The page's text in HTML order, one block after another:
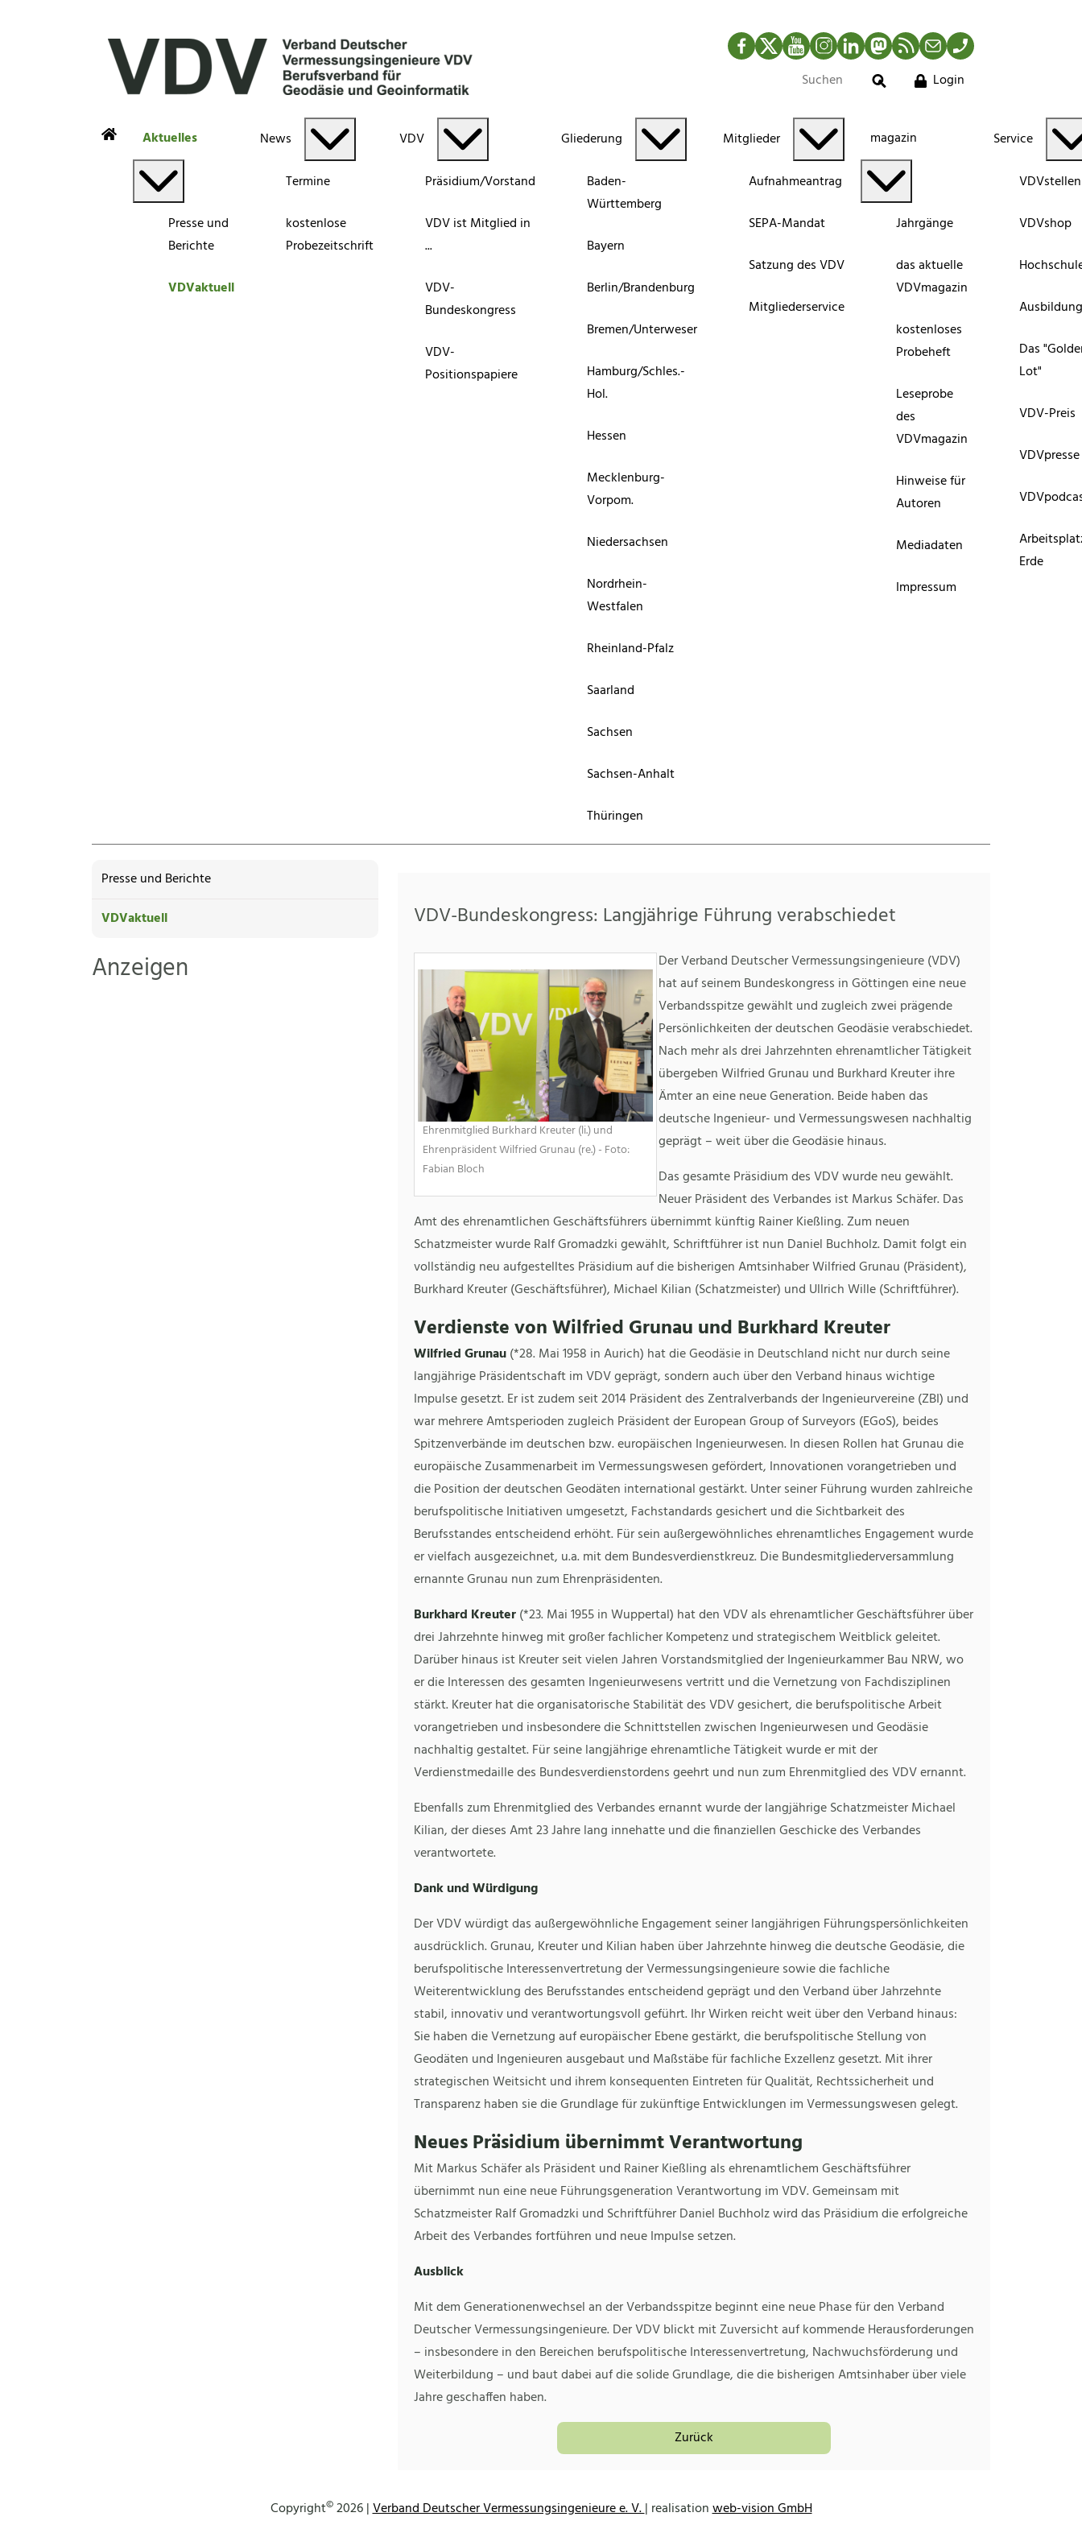
Facebook
TwitterYouTubeInstagram
LinkedInMastodonRSS-Newsfeed
MailTelefon
Suche
Login
Aktuelles
Presse und
Berichte
VDVaktuell
News
Termine
kostenlose
Probezeitschrift
VDV
Präsidium/Vorstand
VDV ist Mitglied in
...
VDV-
Bundeskongress
VDV-
Positionspapiere
Gliederung
Baden-
Württemberg
Bayern
Berlin/Brandenburg
Bremen/Unterweser
Hamburg/Schles.-
Hol.
Hessen
Mecklenburg-
Vorpom.
Niedersachsen
Nordrhein-
Westfalen
Rheinland-Pfalz
Saarland
Sachsen
Sachsen-Anhalt
Thüringen
Mitglieder
Aufnahmeantrag
SEPA-Mandat
Satzung des VDV
Mitgliederservice
magazin
Jahrgänge
das aktuelle
VDVmagazin
kostenloses
Probeheft
Leseprobe
des
VDVmagazin
Hinweise für
Autoren
Mediadaten
Impressum
Service
VDVshop
Das
Lot"
VDV-Preis
VDVpresse
Erde
Presse und Berichte
VDVaktuell
Anzeigen
VDV-Bundeskongress: Langjährige Führung verabschiedet
Ehrenmitglied Burkhard Kreuter (li.) und
Ehrenpräsident Wilfried Grunau (re.) - Foto:
Fabian Bloch
Der Verband Deutscher Vermessungsingenieure (VDV)
hat auf seinem Bundeskongress in Göttingen eine neue
Verbandsspitze gewählt und zugleich zwei prägende
Persönlichkeiten der deutschen Geodäsie verabschiedet.
Nach mehr als drei Jahrzehnten ehrenamtlicher Tätigkeit
übergeben Wilfried Grunau und Burkhard Kreuter ihre
Ämter an eine neue Generation. Beide haben das
deutsche Ingenieur- und Vermessungswesen nachhaltig
geprägt – weit über die Geodäsie hinaus.
Das gesamte Präsidium des VDV wurde neu gewählt.
Neuer Präsident des Verbandes ist Markus Schäfer. Das
Amt des ehrenamtlichen Geschäftsführers übernimmt künftig Rainer Kießling. Zum neuen
Schatzmeister wurde Ralf Gromadzki gewählt, Schriftführer ist nun Daniel Buchholz. Damit folgt ein
vollständig neu aufgestelltes Präsidium auf die bisherigen Amtsinhaber Wilfried Grunau (Präsident),
Burkhard Kreuter (Geschäftsführer), Michael Kilian (Schatzmeister) und Ullrich Wille (Schriftführer).
Verdienste von Wilfried Grunau und Burkhard Kreuter
Wilfried Grunau(*28. Mai 1958 in Aurich) hat die Geodäsie in Deutschland nicht nur durch seine
langjährige Präsidentschaft im VDV geprägt, sondern auch über den Verband hinaus wichtige
Impulse gesetzt. Er ist zudem seit 2014 Präsident des Zentralverbands der Ingenieurvereine (ZBI) und
war mehrere Amtsperioden zugleich Präsident der European Group of Surveyors (EGoS), beides
Spitzenverbände im deutschen bzw. europäischen Ingenieurwesen. In diesen Rollen hat Grunau die
europäische Zusammenarbeit im Vermessungswesen gefördert, Innovationen vorangetrieben und
die Position der deutschen Geodäten international gestärkt. Unter seiner Führung wurden zahlreiche
berufspolitische Initiativen umgesetzt, Fachstandards gesichert und die Sichtbarkeit des
Berufsstandes entscheidend erhöht. Für sein außergewöhnliches ehrenamtliches Engagement wurde
er vielfach ausgezeichnet, u.a. mit dem Bundesverdienstkreuz. Die Bundesmitgliederversammlung
ernannte Grunau nun zum Ehrenpräsidenten.
Burkhard Kreuter(*23. Mai 1955 in Wuppertal) hat den VDV als ehrenamtlicher Geschäftsführer über
drei Jahrzehnte hinweg mit großer fachlicher Kompetenz und strategischem Weitblick geleitet.
Darüber hinaus ist Kreuter seit vielen Jahren Vorstandsmitglied der Ingenieurkammer Bau NRW, wo
er die Interessen des gesamten Ingenieurwesens vertritt und die Vernetzung von Fachdisziplinen
stärkt. Kreuter hat die organisatorische Stabilität des VDV gesichert, die berufspolitische Arbeit
vorangetrieben und insbesondere die Schnittstellen zwischen Ingenieurwesen und Geodäsie
nachhaltig gestaltet. Für seine langjährige ehrenamtliche Tätigkeit wurde er mit der
Verdienstmedaille des Bundesverdienstordens geehrt und nun zum Ehrenmitglied des VDV ernannt.
Ebenfalls zum Ehrenmitglied des Verbandes ernannt wurde der langjährige Schatzmeister Michael
Kilian, der dieses Amt 23 Jahre lang innehatte und die finanziellen Geschicke des Verbandes
verantwortete.
Dank und Würdigung
Der VDV würdigt das außergewöhnliche Engagement seiner langjährigen Führungspersönlichkeiten
ausdrücklich. Grunau, Kreuter und Kilian haben über Jahrzehnte hinweg die deutsche Geodäsie, die
berufspolitische Interessenvertretung der Vermessungsingenieure sowie die fachliche
Weiterentwicklung des Berufsstandes entscheidend geprägt und den Verband über Jahrzehnte
stabil, innovativ und verantwortungsvoll geführt. Ihr Wirken reicht weit über den Verband hinaus:
Sie haben die Vernetzung auf europäischer Ebene gestärkt, die berufspolitische Stellung von
Geodäten und Ingenieuren ausgebaut und Maßstäbe für fachliche Exzellenz gesetzt. Mit ihrer
strategischen Weitsicht und ihrem konsequenten Eintreten für Qualität, Rechtssicherheit und
Transparenz haben sie die Grundlage für zukünftige Entwicklungen im Vermessungswesen gelegt.
Neues Präsidium übernimmt Verantwortung
Mit Markus Schäfer als Präsident und Rainer Kießling als ehrenamtlichem Geschäftsführer
übernimmt nun eine neue Führungsgeneration Verantwortung im VDV. Gemeinsam mit
Schatzmeister Ralf Gromadzki und Schriftführer Daniel Buchholz wird das Präsidium die erfolgreiche
Arbeit des Verbandes fortführen und neue Impulse setzen.
Ausblick
Mit dem Generationenwechsel an der Verbandsspitze beginnt eine neue Phase für den Verband
Deutscher Vermessungsingenieure. Der VDV blickt mit Zuversicht auf kommende Herausforderungen
– insbesondere in den Bereichen berufspolitische Interessenvertretung, Nachwuchsförderung und
Weiterbildung – und baut dabei auf die solide Grundlage, die die bisherigen Amtsinhaber über viele
Jahre geschaffen haben.
Zurück
Copyright©2026 |Verband Deutscher Vermessungsingenieure e. V.| realisationweb-vision GmbH